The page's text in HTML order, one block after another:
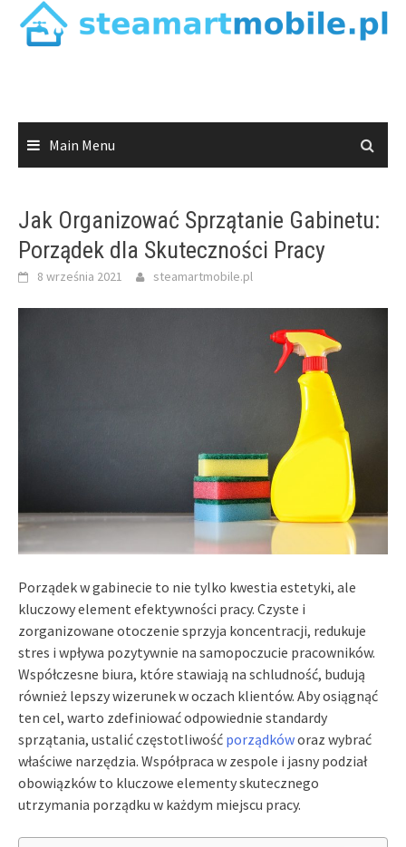
Main Menu
Jak Organizować Sprzątanie Gabinetu:
Porządek dla Skuteczności Pracy
8 września 2021 steamartmobile.pl
Porządek w gabinecie to nie tylko kwestia estetyki, ale
kluczowy element efektywności pracy. Czyste i
zorganizowane otoczenie sprzyja koncentracji, redukuje
stres i wpływa pozytywnie na samopoczucie pracowników.
Współczesne biura, które stawiają na schludność, budują
również lepszy wizerunek w oczach klientów. Aby osiągnąć
ten cel, warto zdefiniować odpowiednie standardy
sprzątania, ustalić częstotliwość porządkóworaz wybrać
właściwe narzędzia. Współpraca w zespole i jasny podział
obowiązków to kluczowe elementy skutecznego
utrzymania porządku w każdym miejscu pracy.